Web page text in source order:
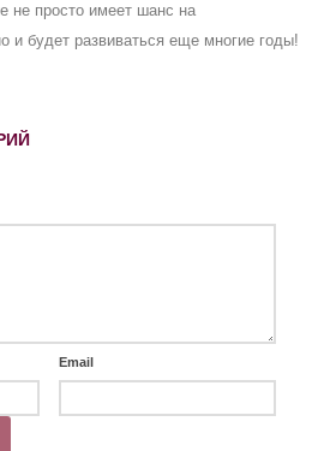
не просто имеет шанс на
и будет развиваться еще многие годы!
Email